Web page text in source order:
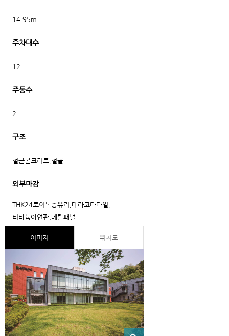
14.95m
주차대수
12
주동수
2
구조
철근콘크리트,철골
외부마감
THK24로이복층유리,테라코타타일,
티타늄아연판,메탈패널
이미지 위치도